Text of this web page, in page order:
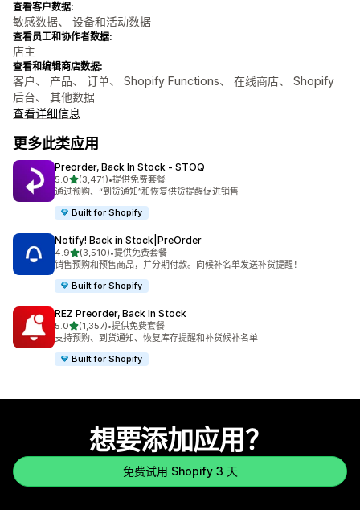
查看客户数据:
敏感数据、 设备和活动数据
查看员工和协作者数据:
店主
查看和编辑商店数据:
客户、 产品、 订单、 Shopify Functions、 在线商店、 Shopify
后台、 其他数据
查看详细信息
更多此类应用
Preorder, Back In Stock ‑ STOQ
5.0星（满分 5 星）
(3,471)
总共 3471 条评论
•提供免费套餐
通过预购、“到货通知”和恢复供货提醒促进销售
Built for Shopify
Notify! Back in Stock|PreOrder
4.9星（满分 5 星）
(3,510)
总共 3510 条评论
•提供免费套餐
销售预购和预售商品，并分期付款。向候补名单发送补货提醒！
Built for Shopify
REZ Preorder, Back In Stock
5.0星（满分 5 星）
(1,357)
总共 1357 条评论
•提供免费套餐
支持预购、到货通知、恢复库存提醒和补货候补名单
Built for Shopify
想要添加应用？
免费试用 Shopify 3 天